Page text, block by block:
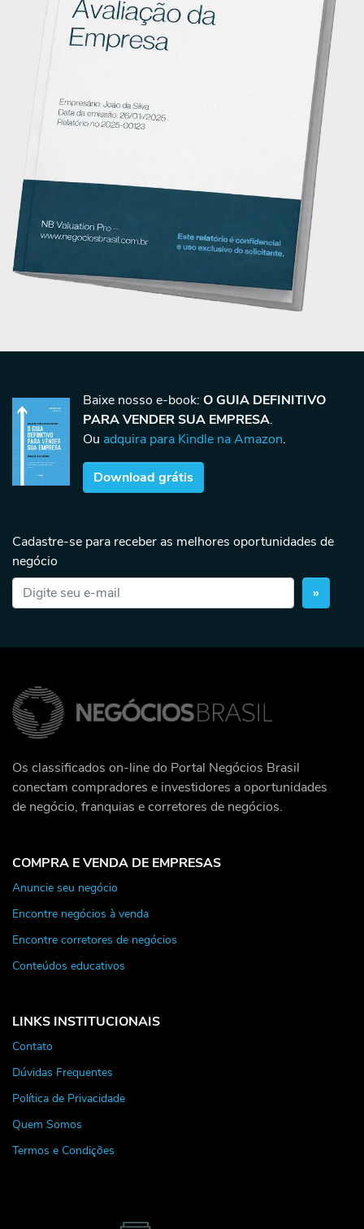
Baixe nosso e-book: O GUIA DEFINITIVO
PARA VENDER SUA EMPRESA.
Ou adquira para Kindle na Amazon.
Download grátis
Cadastre-se para receber as melhores oportunidades de
negócio
»
Os classificados on-line do Portal Negócios Brasil
conectam compradores e investidores a oportunidades
de negócio, franquias e corretores de negócios.
COMPRA E VENDA DE EMPRESAS
Anuncie seu negócio
Encontre negócios à venda
Encontre corretores de negócios
Conteúdos educativos
LINKS INSTITUCIONAIS
Contato
Dúvidas Frequentes
Política de Privacidade
Quem Somos
Termos e Condições